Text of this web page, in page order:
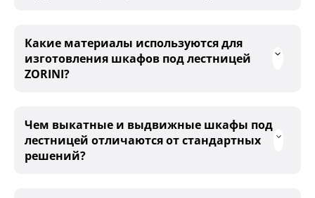
Какие материалы используются для
изготовления шкафов под лестницей
ZORINI?
Чем выкатные и выдвижные шкафы под
лестницей отличаются от стандартных
решений?